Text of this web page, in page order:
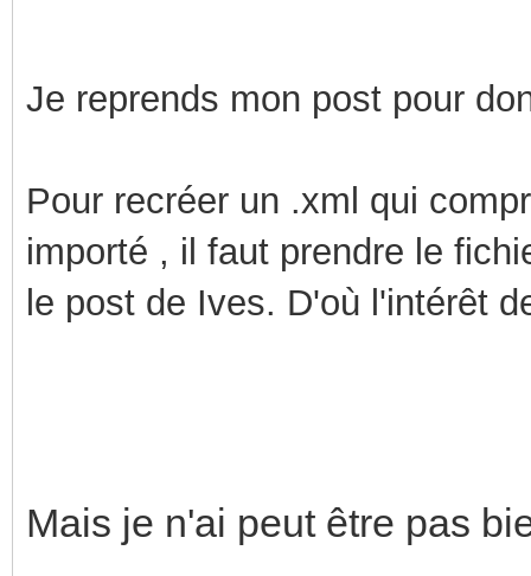
Je reprends mon post pour
Pour recréer un .xml qui
importé , il faut prendre le
le post de Ives. D'où l'intérêt
Mais je n'ai peut être pas